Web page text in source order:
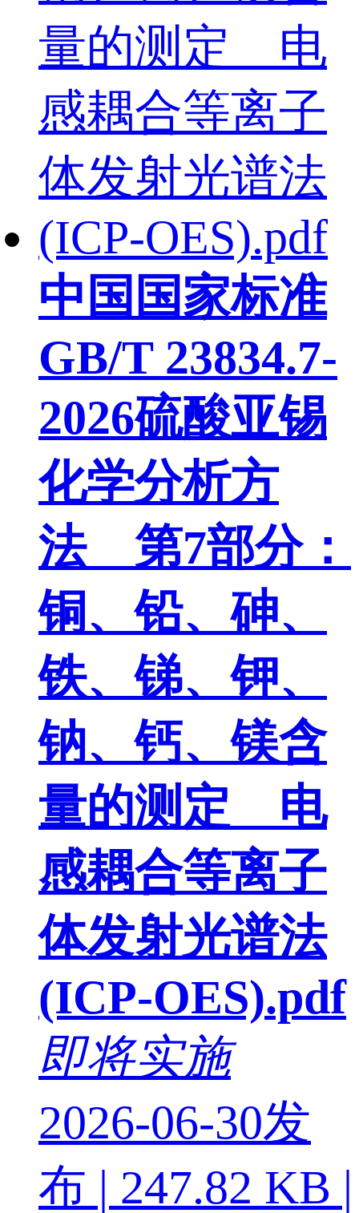
中国国家标准
GB/T 23834.7-
2026硫酸亚锡
化学分析方
法 第7部分：
铜、铅、砷、
铁、锑、钾、
钠、钙、镁含
量的测定 电
感耦合等离子
体发射光谱法
(ICP-OES).pdf
即将实施
2026-06-30发
布 | 247.82 KB |